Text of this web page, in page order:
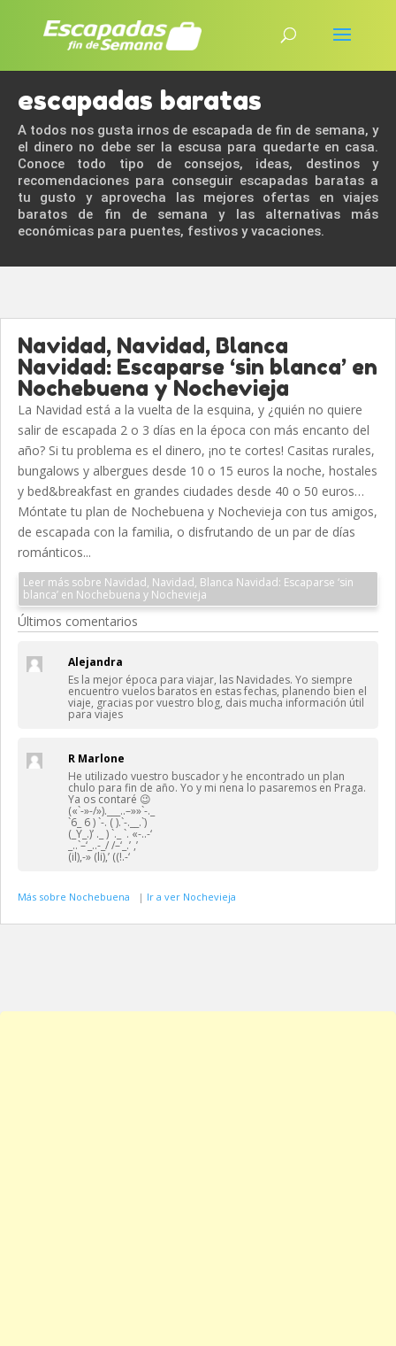
escapadas baratas
A todos nos gusta irnos de escapada de fin de semana, y
el dinero no debe ser la escusa para quedarte en casa.
Conoce todo tipo de consejos, ideas, destinos y
recomendaciones para conseguir escapadas baratas a
tu gusto y aprovecha las mejores ofertas en viajes
baratos de fin de semana y las alternativas más
económicas para puentes, festivos y vacaciones.
Navidad, Navidad, Blanca
Navidad: Escaparse ‘sin blanca’ en
Nochebuena y Nochevieja
La Navidad está a la vuelta de la esquina, y ¿quién no quiere
salir de escapada 2 o 3 días en la época con más encanto del
año? Si tu problema es el dinero, ¡no te cortes! Casitas rurales,
bungalows y albergues desde 10 o 15 euros la noche, hostales
y bed&breakfast en grandes ciudades desde 40 o 50 euros…
Móntate tu plan de Nochebuena y Nochevieja con tus amigos,
de escapada con la familia, o disfrutando de un par de días
románticos...
Leer más sobre Navidad, Navidad, Blanca Navidad: Escaparse ‘sin
blanca’ en Nochebuena y Nochevieja
Últimos comentarios
Alejandra
Es la mejor época para viajar, las Navidades. Yo siempre
encuentro vuelos baratos en estas fechas, planendo bien el
viaje, gracias por vuestro blog, dais mucha información útil
para viajes
R Marlone
He utilizado vuestro buscador y he encontrado un plan
chulo para fin de año. Yo y mi nena lo pasaremos en Praga.
Ya os contaré 😉
(«`-»-/»).___..–»»`-._
`6_ 6 ) `-. ( ).`-.__.`)
(_Y_.)’ ._ ) `._ `. «-..-‘
_..`–‘_..-_/ /–‘_.’ ,’
(il),-» (li),’ ((!.-‘
Más sobre Nochebuena | Ir a ver Nochevieja